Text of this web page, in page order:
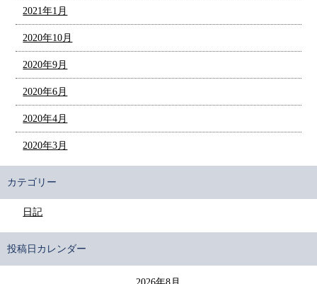
2021年1月
2020年10月
2020年9月
2020年6月
2020年4月
2020年3月
カテゴリー
日記
投稿日カレンダー